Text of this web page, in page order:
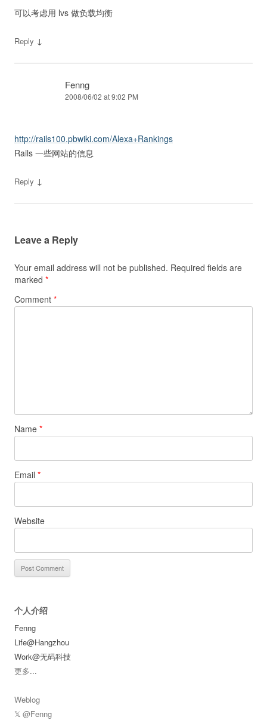
可以考虑用 lvs 做负载均衡
Reply ↓
Fenng
2008/06/02 at 9:02 PM
http://rails100.pbwiki.com/Alexa+Rankings
Rails 一些网站的信息
Reply ↓
Leave a Reply
Your email address will not be published. Required fields are
marked *
Comment *
Name *
Email *
Website
个人介绍
Fenng
Life@Hangzhou
Work@无码科技
更多...
Weblog
𝕏 @Fenng